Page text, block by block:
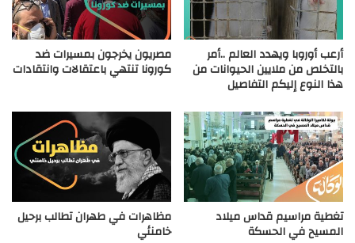
أرعب أوروبا ويهدد العالم ..أمر
بالتخلص من ملايين الحيوانات من
هذا النوع إليكم التفاصيل
مصريون يخرجون بمسيرات ضد
كورونا تنتهي باعتقالات وانتقادات
تغطية مراسيم قداس ميلاد
المسيح في الحسكة
مظاهرات في طهران تطالب برحيل
خامنئي